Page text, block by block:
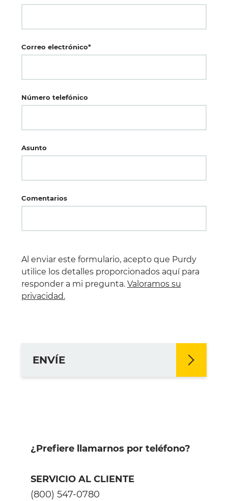
Correo electrónico*
Número telefónico
Asunto
Comentarios
Al enviar este formulario, acepto que Purdy
utilice los detalles proporcionados aquí para
responder a mi pregunta. Valoramos su
privacidad.
ENVÍE
¿Prefiere llamarnos por teléfono?
SERVICIO AL CLIENTE
(800) 547-0780